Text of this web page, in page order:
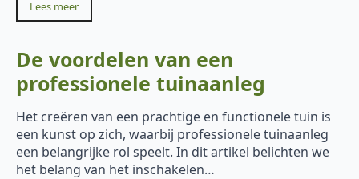
Lees meer
De voordelen van een
professionele tuinaanleg
Het creëren van een prachtige en functionele tuin is
een kunst op zich, waarbij professionele tuinaanleg
een belangrijke rol speelt. In dit artikel belichten we
het belang van het inschakelen…